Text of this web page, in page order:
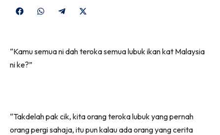
Share
Share
Share
(Twitter)
“Kamu semua ni dah teroka semua lubuk ikan kat Malaysia
ni ke?”
“Takdelah pak cik, kita orang teroka lubuk yang pernah
orang pergi sahaja, itu pun kalau ada orang yang cerita